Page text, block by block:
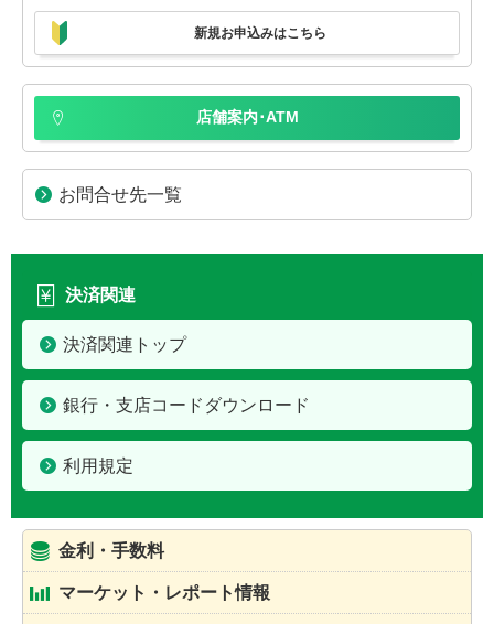
新規お申込みはこちら
店舗案内･ATM
お問合せ先一覧
決済関連
決済関連トップ
銀行・支店コードダウンロード
利用規定
金利・手数料
マーケット・レポート情報